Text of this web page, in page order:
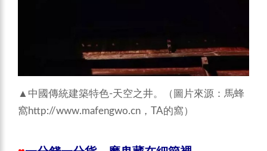
▲中國傳統建築特色-天空之井。（圖片來源：馬蜂
窩http://www.mafengwo.cn，TA的窩）